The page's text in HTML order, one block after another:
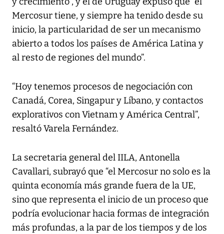
Mercosur tiene, y siempre ha tenido desde su
inicio, la particularidad de ser un mecanismo
abierto a todos los países de América Latina y
al resto de regiones del mundo”.
“Hoy tenemos procesos de negociación con
Canadá, Corea, Singapur y Líbano, y contactos
explorativos con Vietnam y América Central”,
resaltó Varela Fernández.
La secretaria general del IILA, Antonella
Cavallari, subrayó que “el Mercosur no solo es la
quinta economía más grande fuera de la UE,
sino que representa el inicio de un proceso que
podría evolucionar hacia formas de integración
más profundas, a la par de los tiempos y de los